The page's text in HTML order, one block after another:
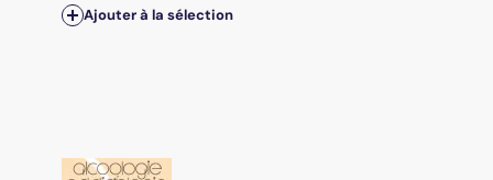
Ajouter à la sélection